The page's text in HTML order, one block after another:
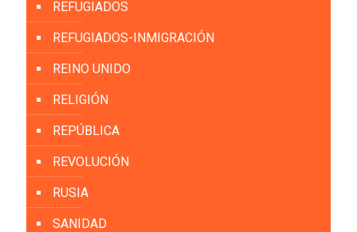
REFUGIADOS
REFUGIADOS-INMIGRACIÓN
REINO UNIDO
RELIGIÓN
REPÚBLICA
REVOLUCIÓN
RUSIA
SANIDAD